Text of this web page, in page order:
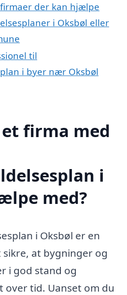
der kan hjælpe
i Oksbøl eller
til
i byer nær Oksbøl
firma med
i
med?
i Oksbøl er en
sikre, at bygninger og
i god stand og
tid. Uanset om du